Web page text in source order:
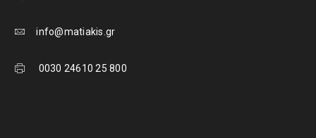
info@matiakis.gr
0030 24610 25 800